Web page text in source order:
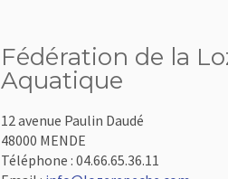
Fédération de la
Aquatique
12 avenue Paulin Daudé
48000 MENDE
Téléphone : 04.66.65.36.11